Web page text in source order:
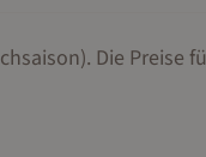
Die Preise